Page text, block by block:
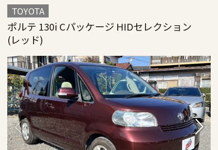
TOYOTA
ポルテ 130i Cパッケージ HIDセレクション
(レッド)